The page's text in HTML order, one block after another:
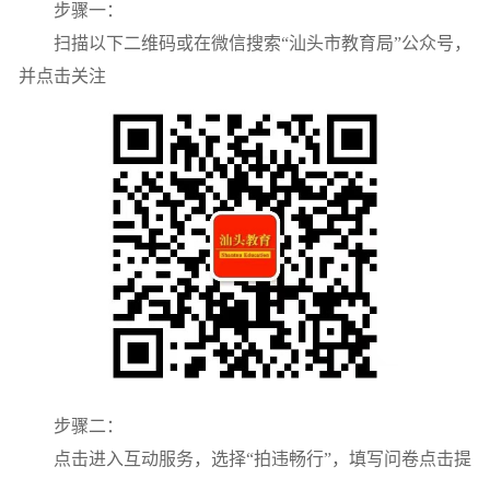
步骤一：
扫描以下二维码或在微信搜索“汕头市教育局”公众号，
并点击关注
步骤二：
点击进入互动服务，选择“拍违畅行”，填写问卷点击提